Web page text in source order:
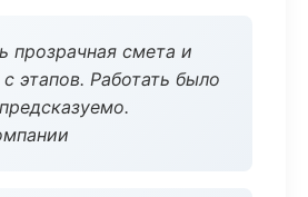
прозрачная смета и
этапов. Работать было